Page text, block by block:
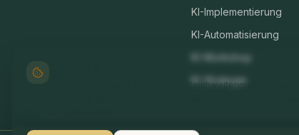
KI-Implementierung
KI-Automatisierung
KI-Workshop
KI-Strategie
Wir nutzen Cookies für Funktion, Reichweitenmessung und